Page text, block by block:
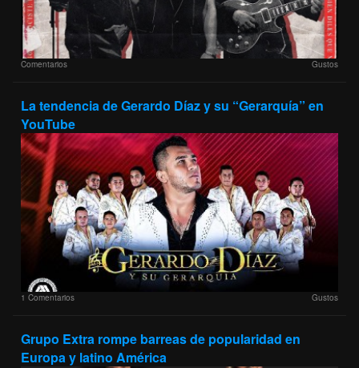
Comentarios Gustos
La tendencia de Gerardo Díaz y su “Gerarquía” en
YouTube
1 Comentarios Gustos
Grupo Extra rompe barreas de popularidad en
Europa y latino América